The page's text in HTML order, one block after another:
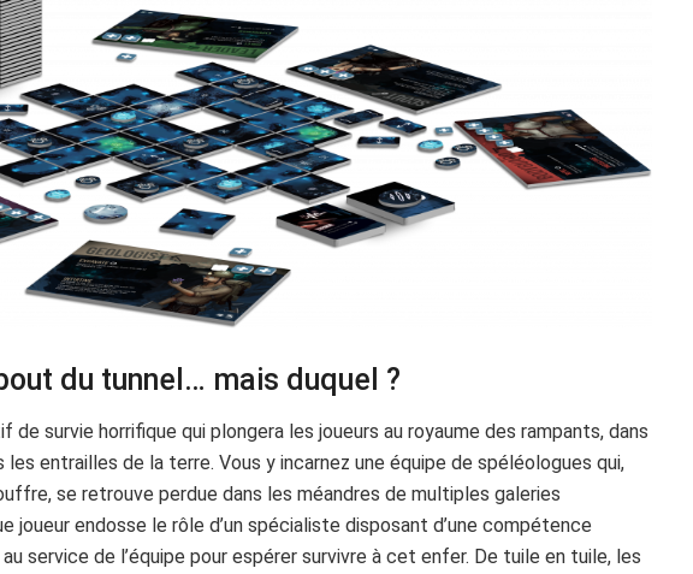
du tunnel… mais duquel ?
de survie horrifique qui plongera les joueurs au royaume des rampants, dans
entrailles de la terre. Vous y incarnez une équipe de spéléologues qui,
se retrouve perdue dans les méandres de multiples galeries
joueur endosse le rôle d’un spécialiste disposant d’une compétence
service de l’équipe pour espérer survivre à cet enfer. De tuile en tuile, les